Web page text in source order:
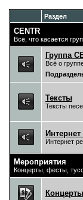
Раздел
CENTR
Всё, что касается
Группа
Всё о
Тексты
Тексты
Интернет
Мероприятия
Концерты, фесты,